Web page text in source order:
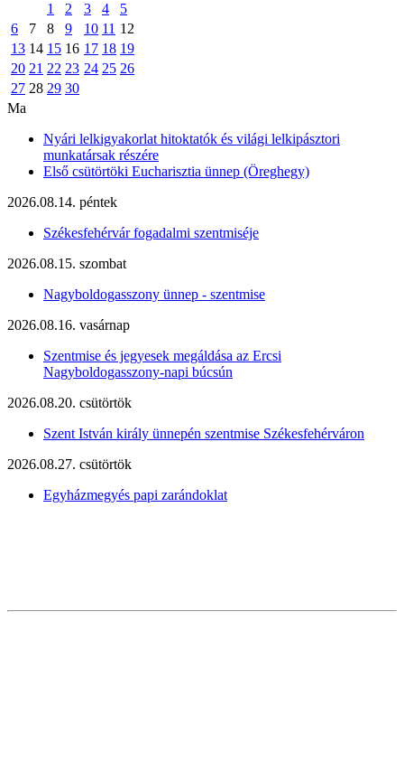
1
2 3 4
5
6
7 8 9 10 11 12
13 14 15 16 17 18 19
20 21 22 23 24 25 26
27 28 29 30
Ma
Nyári lelkigyakorlat hitoktatók és világi lelkipásztori
munkatársak részére
Első csütörtöki Eucharisztia ünnep (Öreghegy)
2026.08.14. péntek
Székesfehérvár fogadalmi szentmiséje
2026.08.15. szombat
Nagyboldogasszony ünnep - szentmise
2026.08.16. vasárnap
Szentmise és jegyesek megáldása az Ercsi
Nagyboldogasszony-napi búcsún
2026.08.20. csütörtök
Szent István király ünnepén szentmise Székesfehérváron
2026.08.27. csütörtök
Egyházmegyés papi zarándoklat